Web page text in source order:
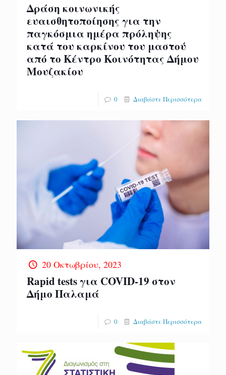
Δράση κοινωνικής
ευαισθητοποίησης για την
παγκόσμια ημέρα πρόληψης
κατά του καρκίνου του μαστού
από το Κέντρο Κοινότητας Δήμου
Μουζακίου
0 Διαβάστε Περισσότερα
20 Οκτωβρίου, 2023
Rapid tests για COVID-19 στον
Δήμο Παλαμά
0 Διαβάστε Περισσότερα